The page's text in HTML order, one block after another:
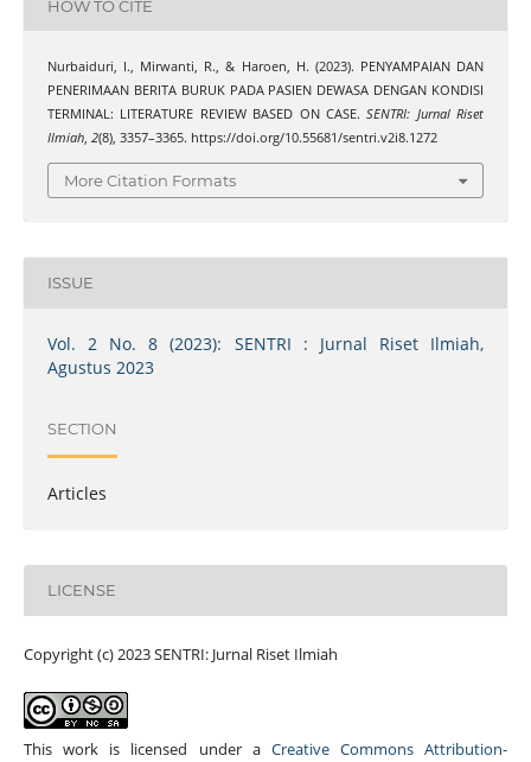
HOW TO CITE
Nurbaiduri, I., Mirwanti, R., & Haroen, H. (2023). PENYAMPAIAN DAN
PENERIMAAN BERITA BURUK PADA PASIEN DEWASA DENGAN KONDISI
TERMINAL: LITERATURE REVIEW BASED ON CASE.SENTRI: Jurnal Riset
Ilmiah, 2(8), 3357–3365. https://doi.org/10.55681/sentri.v2i8.1272
More Citation Formats
ISSUE
Vol. 2 No. 8 (2023): SENTRI : Jurnal Riset Ilmiah,
Agustus 2023
SECTION
Articles
LICENSE
Copyright (c) 2023 SENTRI: Jurnal Riset Ilmiah
This work is licensed under a Creative Commons Attribution-